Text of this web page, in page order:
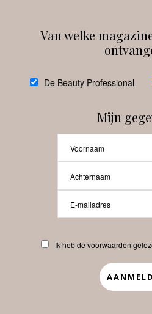
Beauty-
Abonneren
APP
Van welke
De Beauty Professional
Mijn
Ik heb de voorwaarden